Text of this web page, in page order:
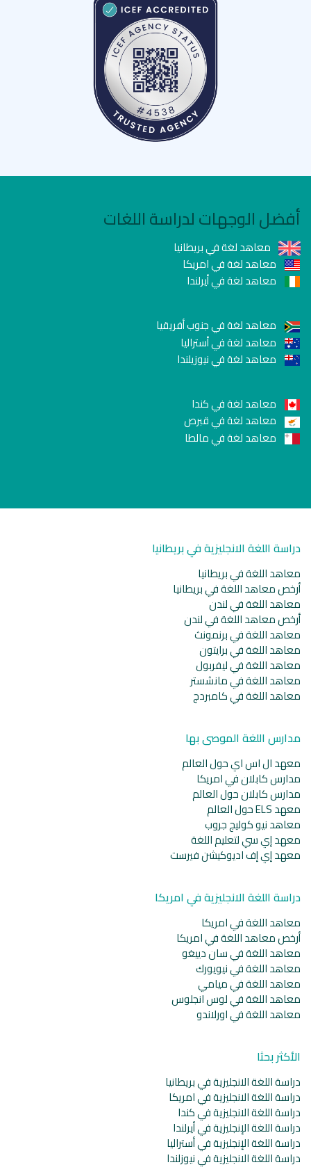
أفضل الوجهات لدراسة اللغات
معاهد لغة في بريطانيا
معاهد لغة في امريكا
معاهد لغة في أيرلندا
معاهد لغة في جنوب أفريقيا
معاهد لغة في أستراليا
معاهد لغة في نيوزيلندا
معاهد لغة في كندا
معاهد لغة في قبرص
معاهد لغة في مالطا
دراسة اللغة الانجليزية في بريطانيا
معاهد اللغة في بريطانيا
أرخص معاهد اللغة في بريطانيا
معاهد اللغة في لندن
أرخص معاهد اللغة في لندن
معاهد اللغة في برنمونث
معاهد اللغة في برايتون
معاهد اللغة في ليفربول
معاهد اللغة في مانشستر
معاهد اللغة في كامبردج
مدارس اللغة الموصى بها
معهد ال اس اي حول العالم
مدارس كابلان في امريكا
مدارس كابلان حول العالم
معهد ELS حول العالم
معاهد نيو كوليج جروب
معهد إي سي لتعليم اللغة
معهد إي إف اديوكيشن فيرست
دراسة اللغة الانجليزية في امريكا
معاهد اللغة في امريكا
أرخص معاهد اللغة في امريكا
معاهد اللغة في سان دييغو
معاهد اللغة في نيويورك
معاهد اللغة في ميامي
معاهد اللغة في لوس انجلوس
معاهد اللغة في اورلاندو
الأكثر بحثا
دراسة اللغة الانجليزية في بريطانيا
دراسة اللغة الانجليزية في امريكا
دراسة اللغة الانجليزية في كندا
دراسة اللغة الإنجليزية في أيرلندا
دراسة اللغة الإنجليزية في أستراليا
دراسة اللغة الانجليزية في نيوزلندا